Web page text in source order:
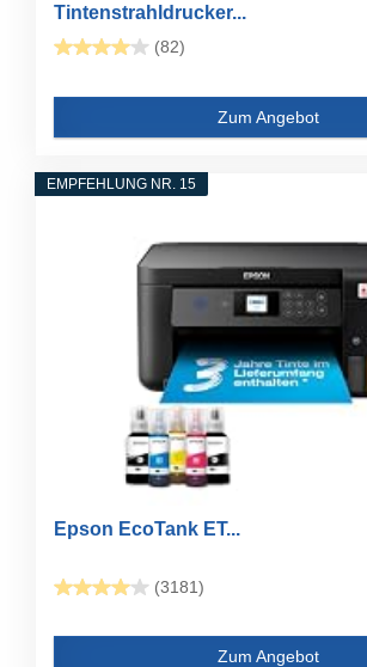
Tintenstrahldrucker...
(82)
Zum Angebot
EMPFEHLUNG NR. 15
Epson EcoTank ET...
(3181)
Zum Angebot